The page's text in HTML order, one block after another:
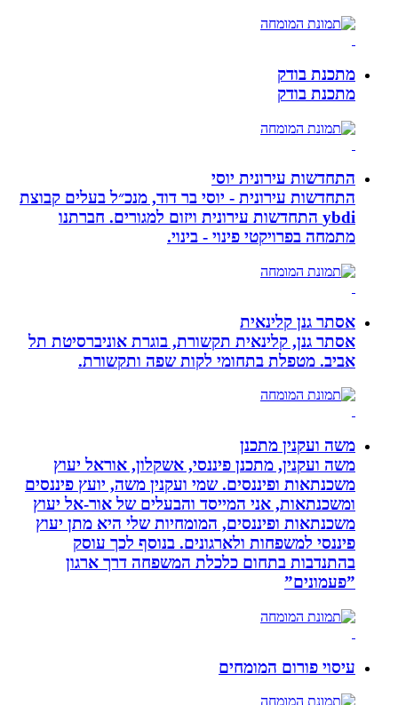
מתכנת בודק
מתכנת בודק
התחדשות עירונית יוסי
התחדשות עירונית - יוסי בר דוד, מנכ״ל בעלים קבוצת
ybdi התחדשות עירונית ויזום למגורים. חברתנו
מתמחה בפרויקטי פינוי - בינוי.
אסתר גנן קלינאית
אסתר גנן, קלינאית תקשורת, בוגרת אוניברסיטת תל
אביב. מטפלת בתחומי לקות שפה ותקשורת.
משה ועקנין מתכנן
משה ועקנין, מתכנן פיננסי, אשקלון, אוראל יעוץ
משכנתאות ופיננסים. שמי ועקנין משה, יועץ פיננסים
ומשכנתאות, אני המייסד והבעלים של אור-אל יעוץ
משכנתאות ופיננסים, המומחיות שלי היא מתן יעוץ
פיננסי למשפחות ולארגונים. בנוסף לכך עוסק
בהתנדבות בתחום כלכלת המשפחה דרך ארגון
”פעמונים”
עיסוי פורום המומחים